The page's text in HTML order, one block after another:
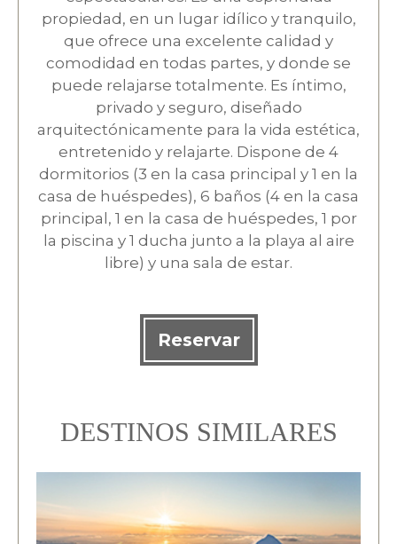
propiedad, en un lugar idílico y tranquilo,
que ofrece una excelente calidad y
comodidad en todas partes, y donde se
puede relajarse totalmente. Es íntimo,
privado y seguro, diseñado
arquitectónicamente para la vida estética,
entretenido y relajarte. Dispone de 4
dormitorios (3 en la casa principal y 1 en la
casa de huéspedes), 6 baños (4 en la casa
principal, 1 en la casa de huéspedes, 1 por
la piscina y 1 ducha junto a la playa al aire
libre) y una sala de estar.
Reservar
DESTINOS SIMILARES